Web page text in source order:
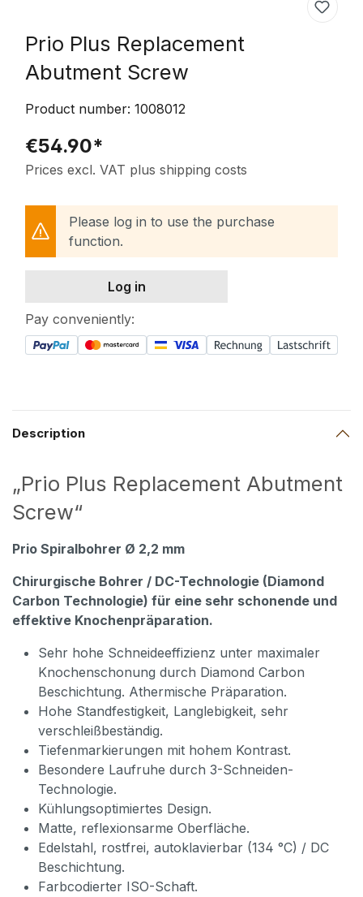
Prio Plus Replacement
Abutment Screw
Product number: 1008012
€54.90*
Prices excl. VAT plus shipping costs
Please log in to use the purchase
function.
Log in
Pay conveniently:
Description
„Prio Plus Replacement Abutment
Screw“
Prio Spiralbohrer Ø 2,2 mm
Chirurgische Bohrer / DC-Technologie (Diamond
Carbon Technologie) für eine sehr schonende und
effektive Knochenpräparation.
Sehr hohe Schneideeffizienz unter maximaler
Knochenschonung durch Diamond Carbon
Beschichtung. Athermische Präparation.
Hohe Standfestigkeit, Langlebigkeit, sehr
verschleißbeständig.
Tiefenmarkierungen mit hohem Kontrast.
Besondere Laufruhe durch 3-Schneiden-
Technologie.
Kühlungsoptimiertes Design.
Matte, reflexionsarme Oberfläche.
Edelstahl, rostfrei, autoklavierbar (134 °C) / DC
Beschichtung.
Farbcodierter ISO-Schaft.